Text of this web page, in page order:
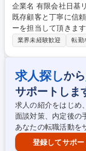
企業名 有限会社日基リース 求人名 【廿日市】ノルマな
既存顧客と丁寧に信頼関係構築した
ーを担当して頂きま
存顧客が８５％を占
開業情報や増築・増
要な活動です。 価格
ては重要となります。 募集職種 【廿日市】ノルマなしのルート営業
存顧客と丁寧に信頼
業界未経験歓迎 転勤
求人探しから
サポートしま
求人の紹介をはじめ
面談対策、内定後の
あなたの転職活動を
登録してサポー